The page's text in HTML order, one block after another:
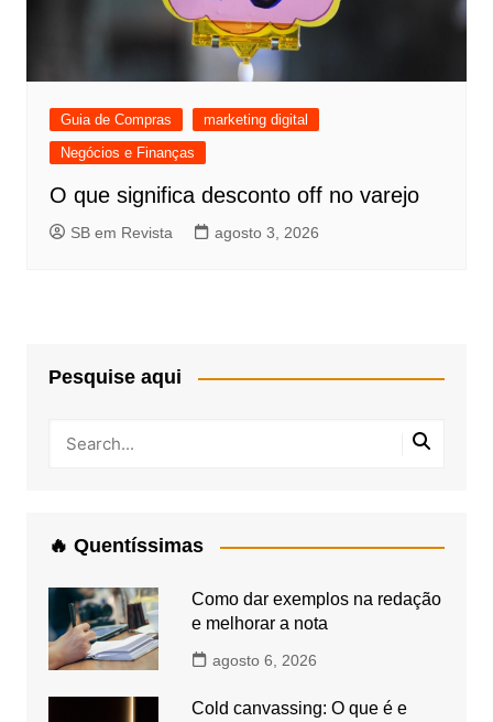
Guia de Compras
marketing digital
Negócios e Finanças
O que significa desconto off no varejo
SB em Revista agosto 3, 2026
Pesquise aqui
🔥 Quentíssimas
Como dar exemplos na redação
e melhorar a nota
agosto 6, 2026
Cold canvassing: O que é e